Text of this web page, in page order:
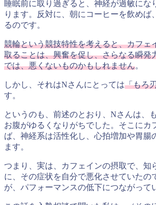
睡眠前に取り過ぎると、神経が過敏にな
ります。反対に、朝にコーヒーを飲めば
るのです。
競輪という競技特性を考えると、カフェ
取ることは、興奮を促し、さらなる瞬発
では、悪くないものかもしれません。
しかし、それはNさんにとっては「もろ
す。
というのも、前述のとおり、Nさんは、
お腹がゆるくなりがちでした。そこにカ
ば、神経系は活性化し、心拍増加や胃腸
ます。
つまり、実は、カフェインの摂取で、知
に、その症状を自分で悪化させていたの
が、パフォーマンスの低下につながって